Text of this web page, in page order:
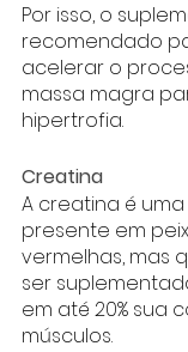
Por isso, o
recomendado
acelerar o
massa magra
hipertrofia.
Creatina
A creatina é
presente em
vermelhas, mas
ser
em até 20% sua
músculos.